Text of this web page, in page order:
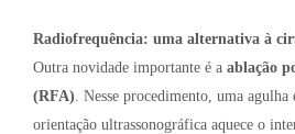
Radiofrequência: uma alternativa à
Outra novidade importante é a ablação
(RFA) . Nesse procedimento, uma
orientação ultrassonográfica aquece o